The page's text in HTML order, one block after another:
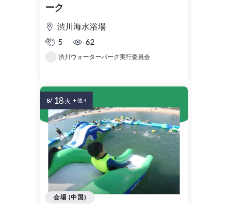
ーク
渋川海水浴場
5
62
渋川ウォーターパーク実行委員会
会場 (中国)
8/ 18 火 + 他 4